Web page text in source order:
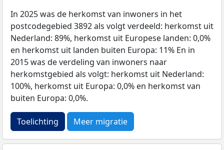
In 2025 was de herkomst van inwoners in het
postcodegebied 3892 als volgt verdeeld: herkomst uit
Nederland: 89%, herkomst uit Europese landen: 0,0%
en herkomst uit landen buiten Europa: 11% En in
2015 was de verdeling van inwoners naar
herkomstgebied als volgt: herkomst uit Nederland:
100%, herkomst uit Europa: 0,0% en herkomst van
buiten Europa: 0,0%.
Toelichting Meer migratie